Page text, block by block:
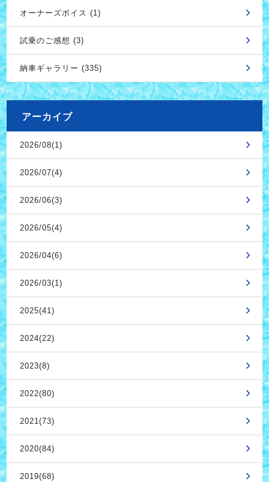
オーナーズボイス (1)
試乗のご感想 (3)
納車ギャラリー (335)
アーカイブ
2026/08(1)
2026/07(4)
2026/06(3)
2026/05(4)
2026/04(6)
2026/03(1)
2025(41)
2024(22)
2023(8)
2022(80)
2021(73)
2020(84)
2019(68)